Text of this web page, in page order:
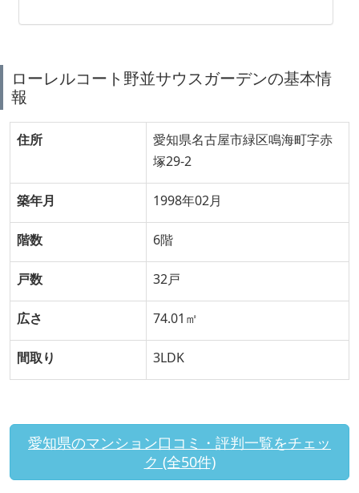
ローレルコート野並サウスガーデンの基本情
報
住所
愛知県名古屋市緑区鳴海町字赤
塚29-2
築年月 1998年02月
階数 6階
戸数 32戸
広さ 74.01㎡
間取り 3LDK
愛知県のマンション口コミ・評判一覧をチェッ
ク (全50件)